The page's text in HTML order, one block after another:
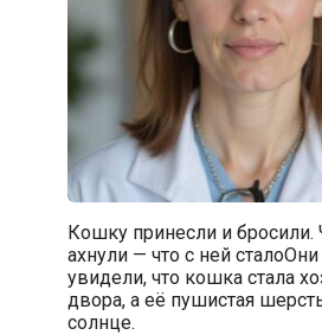
Кошку принесли и бросили.
ахнули — что с ней
увидели, что кошка стала
двора, а её пушистая
солнце.